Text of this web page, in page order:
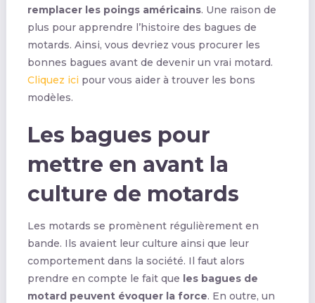
remplacer les poings américains. Une raison de
plus pour apprendre l’histoire des bagues de
motards. Ainsi, vous devriez vous procurer les
bonnes bagues avant de devenir un vrai motard.
Cliquez ici pour vous aider à trouver les bons
modèles.
Les bagues pour
mettre en avant la
culture de motards
Les motards se promènent régulièrement en
bande. Ils avaient leur culture ainsi que leur
comportement dans la société. Il faut alors
prendre en compte le fait que les bagues de
motard peuvent évoquer la force. En outre, un